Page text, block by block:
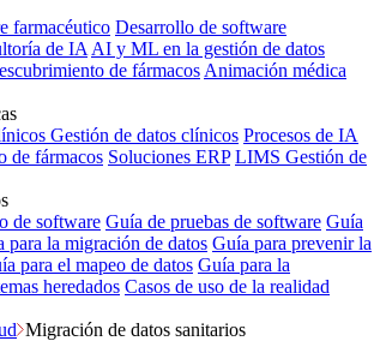
farmacéutico Desarrollo de software
de IA AI y ML en la gestión de datos
de fármacos Animación médica
Gestión de datos clínicos Procesos de IA
de fármacos Soluciones ERP LIMS Gestión de
de software Guía de pruebas de software Guía
para la migración de datos Guía para prevenir la
para el mapeo de datos Guía para la
heredados Casos de uso de la realidad
Migración de datos sanitarios